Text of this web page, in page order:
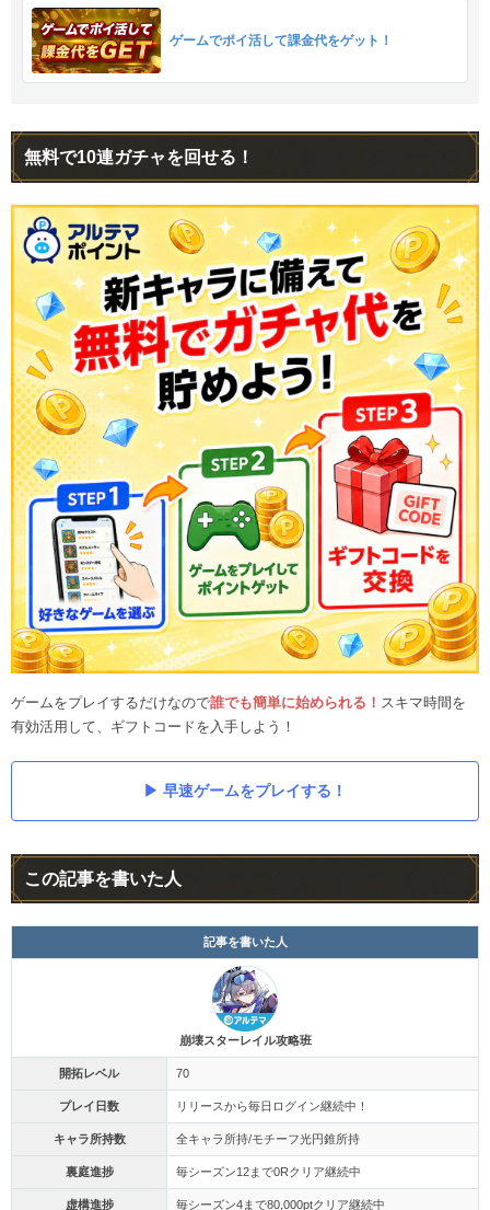
ゲームでポイ活して課金代をゲット！
無料で10連ガチャを回せる！
ゲームをプレイするだけなので誰でも簡単に始められる！ スキマ時間を
有効活用して、ギフトコードを入手しよう！
早速ゲームをプレイする！
この記事を書いた人
記事を書いた人
崩壊スターレイル攻略班
開拓レベル 70
プレイ日数 リリースから毎日ログイン継続中！
キャラ所持数 全キャラ所持/モチーフ光円錐所持
裏庭進捗 毎シーズン12まで0Rクリア継続中
虚構進捗 毎シーズン4まで80,000ptクリア継続中